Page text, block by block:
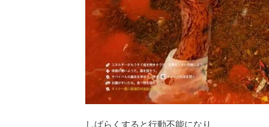
しばらくすると行動不能になり、